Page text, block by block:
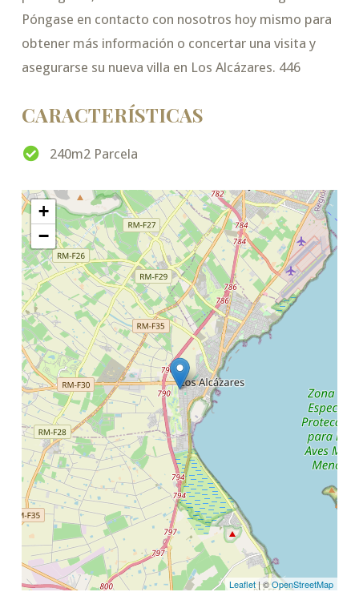
Póngase en contacto con nosotros hoy mismo para
obtener más información o concertar una visita y
asegurarse su nueva villa en Los Alcázares. 446
CARACTERÍSTICAS
240m2 Parcela
+
−
Leaflet | ©OpenStreetMap